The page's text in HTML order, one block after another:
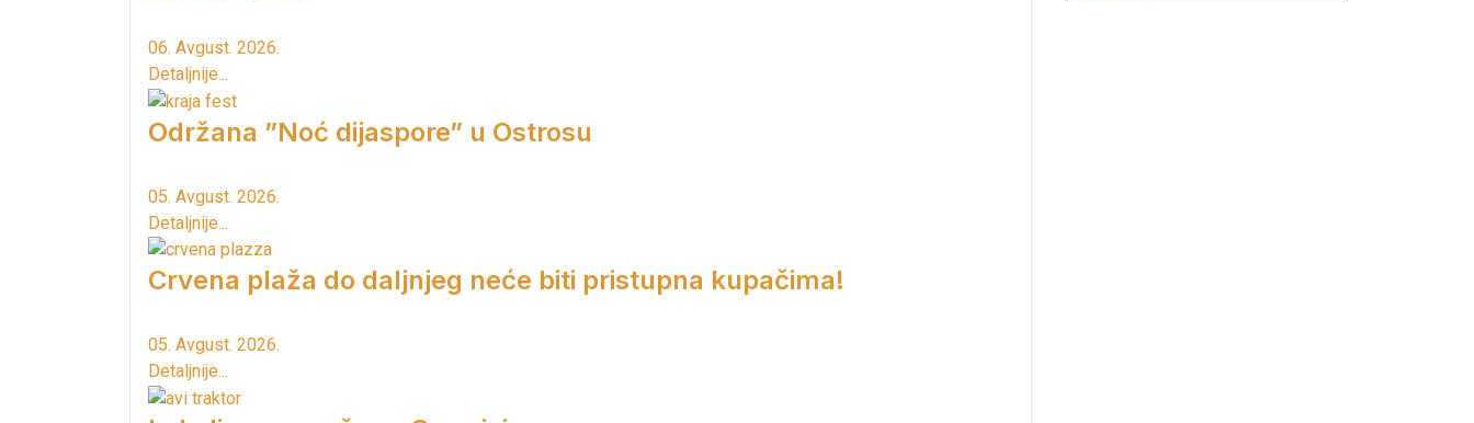
06. Avgust. 2026.
Detaljnije...
Održana ”Noć dijaspore” u Ostrosu
05. Avgust. 2026.
Detaljnije...
Crvena plaža do daljnjeg neće biti pristupna kupačima!
05. Avgust. 2026.
Detaljnije...